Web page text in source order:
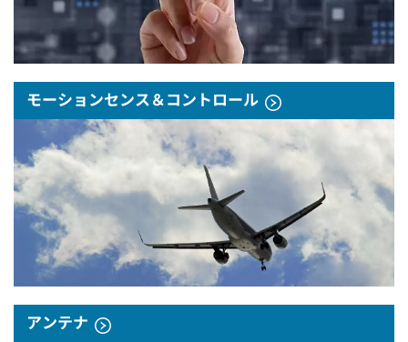
モーションセンス＆コントロール
アンテナ